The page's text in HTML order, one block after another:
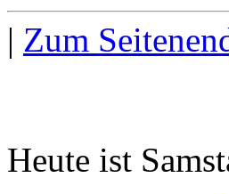
| Zum
Heute ist